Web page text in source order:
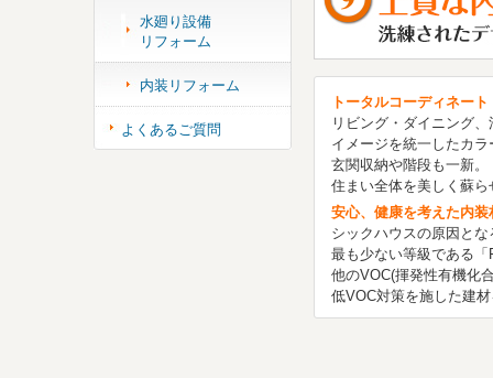
水廻り設備
リフォーム
内装リフォーム
よくあるご質問
トータルコーディネート
リビング・ダイニング
イメージを統一したカ
玄関収納や階段も一新。
住まい全体を美しく蘇ら
安心、健康を考えた内装
シックハウスの原因と
最も少ない等級である
他のVOC(揮発性有機化
低VOC対策を施した建